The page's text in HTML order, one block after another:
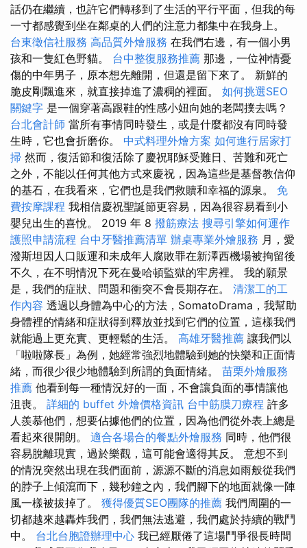
話仍在繼續，也許它們轉移到了生活的平行平面，但我的每
一寸都感覺到坐在鄰桌的人們的注意力都集中在我身上。
台東徵信社服務 高品質外燴服務 在我們右邊，有一個小男
孩和一隻紅色野貓。 台中整復服務推薦 那邊，一位神情憂
傷的中年男子，原本想先離開，但還是留下來了。 新鮮的
脆皮剛飄進來，就直接掉進了濃稠的裡面。 如何挑選SEO
關鍵字 是一個穿著高跟鞋的性感小妞向她的老闆撲去嗎？
台北會計師 當所有事情同時發生，或是什麼都沒有同時發
生時，它也會折磨你。 中式料理外燴方案 如何進行居家打
掃 然而，復活節和復活除了慶祝耶穌受難日、苦難和死亡
之外，不能以任何其他方式來慶祝，因為這些是基督教信仰
的基石，在我看來，它們也是我們救贖和幸福的源泉。 免
費按摩課程 我相信慶祝聖誕節更容易，因為很容易看到小
嬰兒出生的喜悅。 2019 年 8 撥筋療法 搜尋引擎如何運作
護照申請流程 台中牙醫推薦清單 辦桌專業外燴服務 月，愛
潑斯坦因人口販運和未成年人腐敗罪在新澤西機場被拘留後
不久，在不明情況下死在曼哈頓監獄的牢房裡。 我的願景
是，我們的症狀、問題和衝突不會長期存在。 清潔工的工
作內容 透過以身體為中心的方法，SomatoDrama，我幫助
身體裡的情緒和症狀得到釋放並找到它們的位置，這樣我們
就能過上更充實、更輕鬆的生活。 高雄牙醫推薦 讓我們以
「啦啦隊長」為例，她經常強烈地體驗到她的快樂和正面情
緒，而很少很少地體驗到所謂的負面情緒。 苗栗外燴服務
推薦 他看到每一種情況好的一面，不會讓負面的事情讓他
沮喪。 詳細的 buffet 外燴價格資訊 台中筋膜刀療程 許多
人羨慕他們，想要佔據他們的位置，因為他們從外表上總是
看起來很開朗。 適合各場合的餐點外燴服務 同時，他們很
容易脫離現實，過於樂觀，這可能會適得其反。 意想不到
的情況突然出現在我們面前，源源不斷的消息如雨般從我們
的脖子上傾瀉而下，幾秒鐘之內，我們腳下的地面就像一陣
風一樣被拔掉了。 獲得優質SEO團隊的推薦 我們周圍的一
切都越來越轟炸我們，我們無法逃避，我們處於持續的戰鬥
中。 台北台胞證辦理中心 我已經厭倦了這場鬥爭很長時間